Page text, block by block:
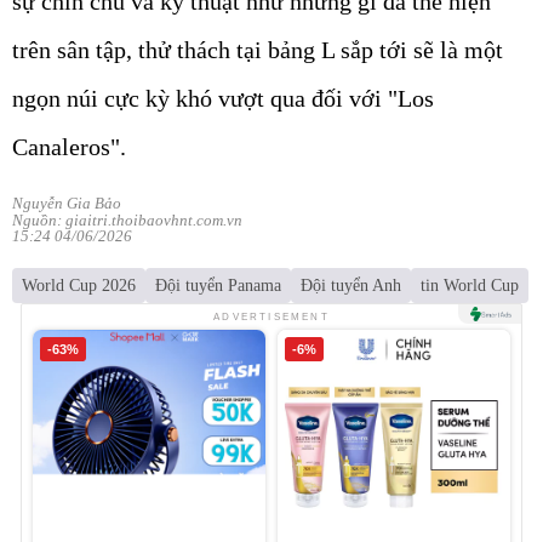
trên sân tập, thử thách tại bảng L sắp tới sẽ là một
ngọn núi cực kỳ khó vượt qua đối với "Los
Canaleros".
Nguyễn Gia Bảo
Nguồn: giaitri.thoibaovhnt.com.vn
15:24 04/06/2026
World Cup 2026 Đội tuyển Panama Đội tuyển Anh tin World Cup
ADVERTISEMENT
-63% -6%